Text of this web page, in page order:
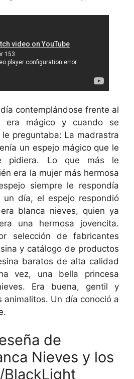
contemplándose frente al
era mágico y cuando se
preguntaba: La madrastra
un espejo mágico que le
pidiera. Lo que más le
era la mujer más hermosa
siempre le respondía
un día, el espejo respondió
blanca nieves, quien ya
una hermosa jovencita.
selección de fabricantes
y catálogo de productos
baratos de alta calidad
vez, una bella princesa
Era buena, gentil y
animalitos. Un día conoció a
de
Nieves y los
BlackLight